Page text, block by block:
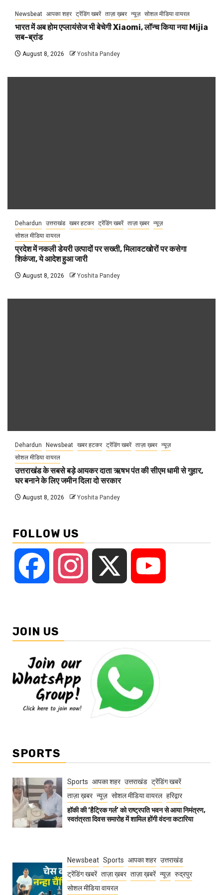
Newsbeat आपका शहर ट्रेंडिंग खबरें ताज़ा ख़बर न्यूज़ सोशल मीडिया वायरल
भारत में अब होम एप्लायंसेज भी बेचेगी Xiaomi, लॉन्च किया नया Mijia
सब-ब्रांड
August 8, 2026 Yoshita Pandey
Dehardun उत्तराखंड खबर हटकर ट्रेंडिंग खबरें ताज़ा ख़बर न्यूज़
सोशल मीडिया वायरल
प्रदेश में नकली डेयरी उत्पादों पर सख्ती, मिलावटखोरों पर कसेगा
शिकंजा, ये आदेश हुआ जारी
August 8, 2026 Yoshita Pandey
Dehardun Newsbeat खबर हटकर ट्रेंडिंग खबरें ताज़ा ख़बर न्यूज़
सोशल मीडिया वायरल
उत्तराखंड के सबसे बड़े आयकर दाता ऋषभ पंत की सीएम धामी से गुहार,
घर बनाने के लिए जमीन दिला दो सरकार
August 8, 2026 Yoshita Pandey
FOLLOW US
Facebook Instagram
JOIN US
SPORTS
Sports आपका शहर उत्तराखंड ट्रेंडिंग खबरें
ताज़ा ख़बर न्यूज़ सोशल मीडिया वायरल हरिद्वार
हॉकी की ‘हैट्रिक गर्ल’ को राष्ट्रपति भवन से आया निमंत्रण,
स्वतंत्रता दिवस समारोह में शामिल होंगी वंदना कटारिया
Newsbeat Sports आपका शहर उत्तराखंड
ट्रेंडिंग खबरें ताज़ा ख़बर ताज़ा ख़बरें न्यूज़ रुद्रपुर
सोशल मीडिया वायरल